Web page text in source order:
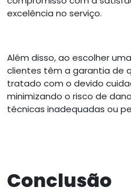
excelência no serviço.
Além disso, ao escolher
clientes têm a garantia de
tratado com o devido
minimizando o risco de
técnicas inadequadas ou
Conclusão